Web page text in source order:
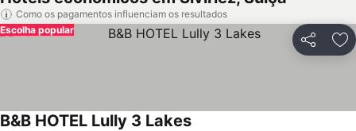
Como os pagamentos influenciam os resultados
Partilhar
Escolha popular
B&B HOTEL Lully 3 Lakes